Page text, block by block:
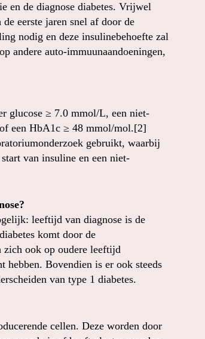
en de diagnose diabetes. Vrijwel
eerste jaren snel af door de
nodig en deze insulinebehoefte zal
andere auto-immuunaandoeningen,
glucose ≥ 7.0 mmol/L, een niet-
een HbA1c ≥ 48 mmol/mol.[2]
gebruikt, waarbij
van insuline en een niet-
leeftijd van diagnose is de
komt door de
zich ook op oudere leeftijd
hebben. Bovendien is er ook steeds
van type 1 diabetes.
cellen. Deze worden door